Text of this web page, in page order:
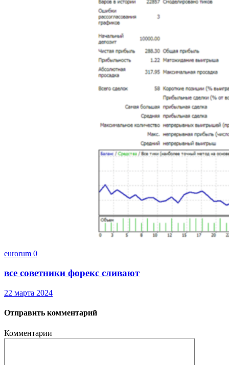
eurorum 0
все советники форекс сливают
22 марта 2024
Отправить комментарий
Комментарии